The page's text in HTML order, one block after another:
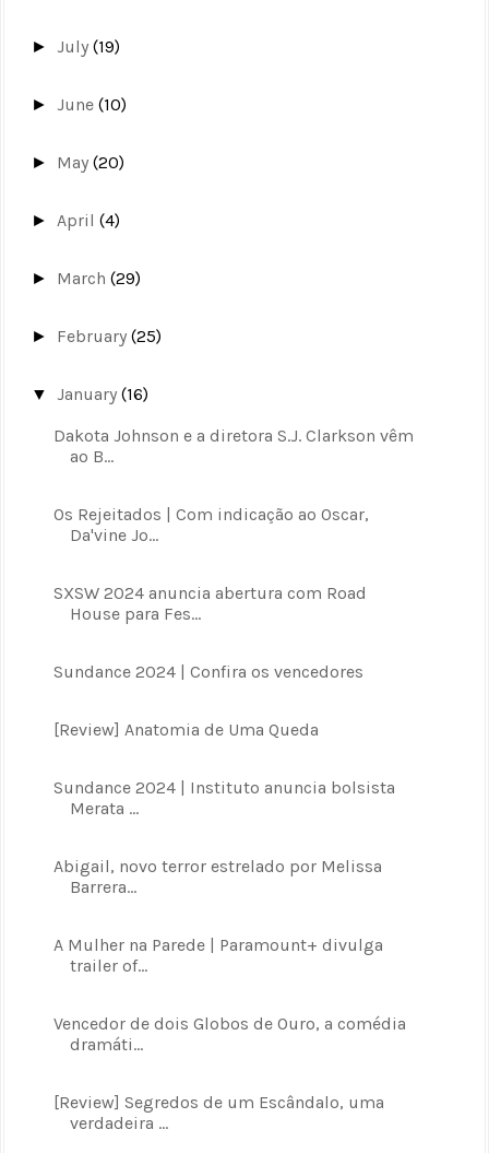
►July(19)
►June(10)
► May(20)
► April(4)
► March(29)
► February(25)
▼January(16)
Dakota Johnson e a diretora S.J. Clarkson vêm
ao B...
Os Rejeitados | Com indicação ao Oscar,
Da'vine Jo...
SXSW 2024 anuncia abertura com Road
House para Fes...
Sundance 2024 | Confira os vencedores
[Review] Anatomia de Uma Queda
Sundance 2024 | Instituto anuncia bolsista
Merata ...
Abigail, novo terror estrelado por Melissa
Barrera...
A Mulher na Parede | Paramount+ divulga
trailer of...
Vencedor de dois Globos de Ouro, a comédia
dramáti...
[Review] Segredos de um Escândalo, uma
verdadeira ...